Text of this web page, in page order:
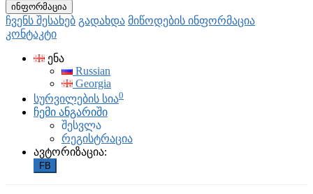
ინფორმაცია
ჩვენს შესახებ გადახდა მიწოდების ინფორმაცია
კონტაკტი
ენა
Russian
Georgia
სურვილების სია0
ჩემი ანგარიში
შესვლა
რეგისტრაცია
ავტორიზაცია:
FB